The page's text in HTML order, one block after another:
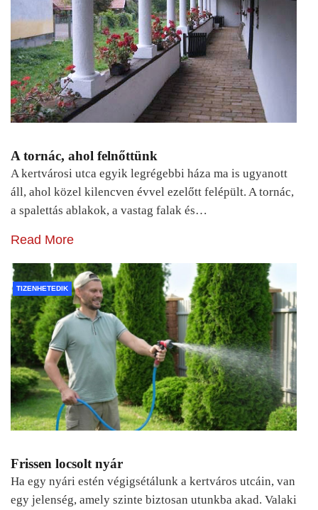
A tornác, ahol felnőttünk
A kertvárosi utca egyik legrégebbi háza ma is ugyanott
áll, ahol közel kilencven évvel ezelőtt felépült. A tornác,
a spalettás ablakok, a vastag falak és…
Read More
TIZENHETEDIK
Frissen locsolt nyár
Ha egy nyári estén végigsétálunk a kertváros utcáin, van
egy jelenség, amely szinte biztosan utunkba akad. Valaki